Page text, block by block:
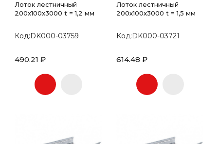
Лоток лестничный
200х100x3000 t = 1,2 мм
Код:DK000-03759
490.21 ₽
Лоток лестничный
200х100x3000 t = 1,5 мм
Код:DK000-03721
614.48 ₽